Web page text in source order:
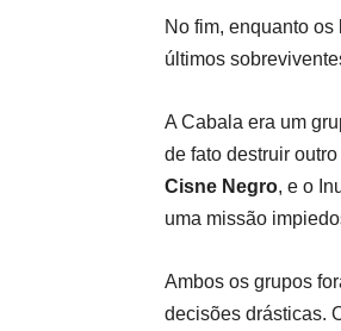
No fim, enquanto os
últimos
A Cabala era um
de fato destruir
Cisne Negro, e o
uma missão
Ambos os grupos
decisões drásticas.